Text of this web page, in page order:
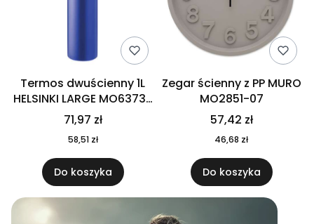
Termos dwuścienny 1L
HELSINKI LARGE MO6373-
04
71,97 zł
58,51 zł
Do koszyka
Zegar ścienny z PP MURO
MO2851-07
57,42 zł
46,68 zł
Do koszyka